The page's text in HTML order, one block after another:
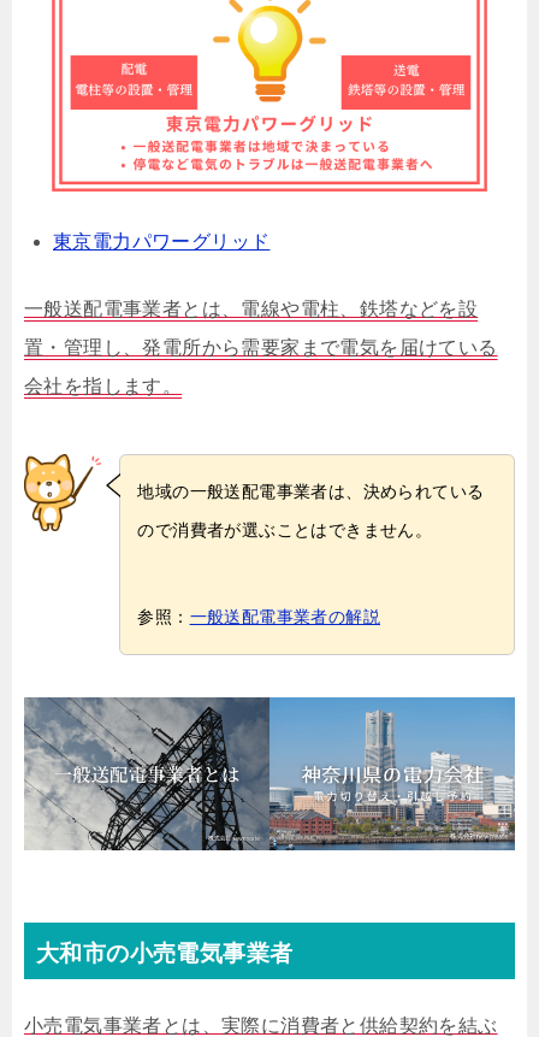
東京電力パワーグリッド
一般送配電事業者とは、電線や電柱、鉄塔などを設
置・管理し、発電所から需要家まで電気を届けている
会社を指します。
地域の一般送配電事業者は、決められている
ので消費者が選ぶことはできません。
参照： 一般送配電事業者の解説
大和市の小売電気事業者
小売電気事業者とは、実際に消費者と供給契約を結ぶ